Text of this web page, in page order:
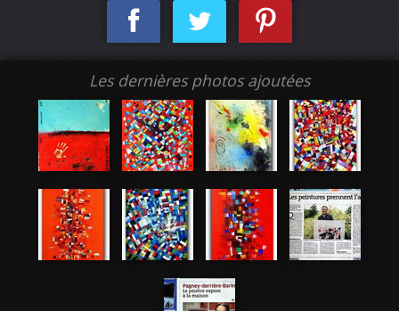
Les dernières photos ajoutées